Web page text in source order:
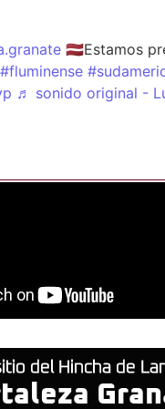
🇱🇻Estamos
#fluminense
♬ sonido original -
del Hincha de